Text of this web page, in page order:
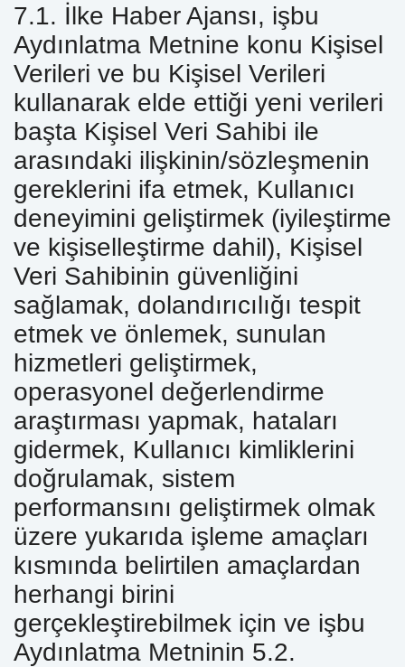
7.1. İlke Haber Ajansı, işbu
Aydınlatma Metnine konu Kişisel
Verileri ve bu Kişisel Verileri
kullanarak elde ettiği yeni verileri
başta Kişisel Veri Sahibi ile
arasındaki ilişkinin/sözleşmenin
gereklerini ifa etmek, Kullanıcı
deneyimini geliştirmek (iyileştirme
ve kişiselleştirme dahil), Kişisel
Veri Sahibinin güvenliğini
sağlamak, dolandırıcılığı tespit
etmek ve önlemek, sunulan
hizmetleri geliştirmek,
operasyonel değerlendirme
araştırması yapmak, hataları
gidermek, Kullanıcı kimliklerini
doğrulamak, sistem
performansını geliştirmek olmak
üzere yukarıda işleme amaçları
kısmında belirtilen amaçlardan
herhangi birini
gerçekleştirebilmek için ve işbu
Aydınlatma Metninin 5.2.